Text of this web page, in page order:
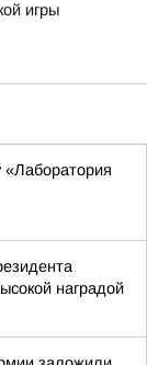
игры
«Лаборатория
наградой